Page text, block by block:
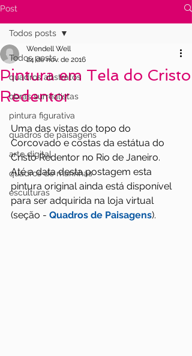
Post
Todos posts
quadros abstratos
obras surrealistas
pintura figurativa
quadros de paisagens
arte digital
quadros de marinhas
esculturas
Todos posts
Pintura em Tela do Cristo
Redentor
Wendell Well
24 de nov. de 2016
Uma das vistas do topo do
Corcovado e costas da estátua do
Cristo Redentor no Rio de Janeiro.
Até a data desta postagem esta
pintura original ainda está disponível
para ser adquirida na loja virtual
(seção - Quadros de Paisagens).